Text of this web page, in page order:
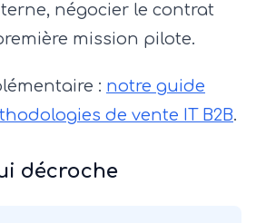
négocier le contrat
mission pilote.
: notre guide
de vente IT B2B.
décroche